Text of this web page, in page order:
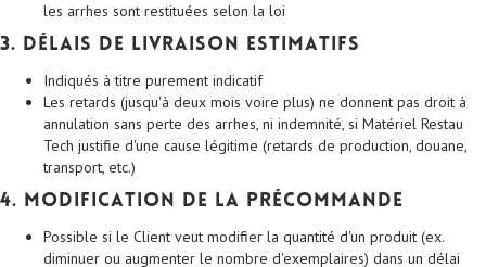
les arrhes sont restituées selon la loi
3. Délais de livraison estimatifs
Indiqués à titre purement indicatif
Les retards (jusqu'à deux mois voire plus) ne donnent pas droit à
annulation sans perte des arrhes, ni indemnité, si Matériel Restau
Tech justifie d'une cause légitime (retards de production, douane,
transport, etc.)
4. Modification de la précommande
Possible si le Client veut modifier la quantité d'un produit (ex.
diminuer ou augmenter le nombre d'exemplaires) dans un délai